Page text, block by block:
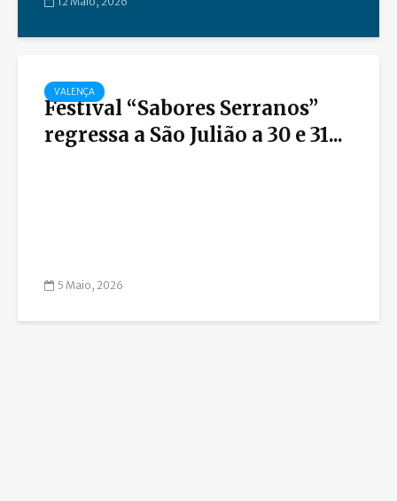
VALENÇA
Festival “Sabores Serranos”
regressa a São Julião a 30 e 31...
5 Maio, 2026